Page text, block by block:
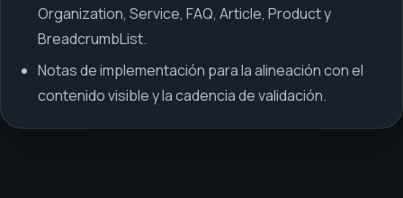
Organization, Service, FAQ, Article, Product y
BreadcrumbList.
Notas de implementación para la alineación con el
contenido visible y la cadencia de validación.